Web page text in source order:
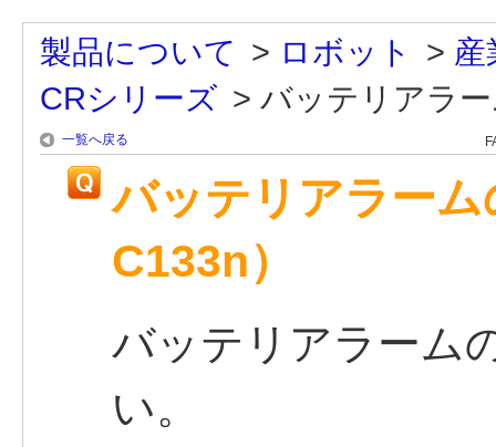
製品について > ロボット > 産
CRシリーズ > バッテリアラ
一覧へ戻る
バッテリアラー
C133n）
バッテリアラーム
い。